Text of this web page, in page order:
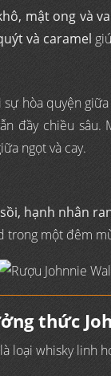
mật ong và
và caramel
hòa quyện giữa
đầy chiều sâu.
ngọt và cay.
hạnh nhân
trong một đêm
thức
loại whisky linh